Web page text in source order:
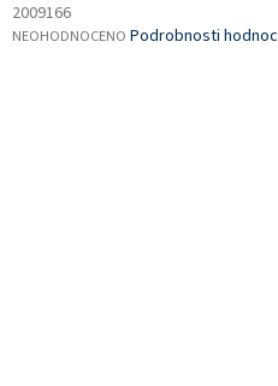
2009166
PRŮMĚRNÉ
NEOHODNOCENO Podrobnosti